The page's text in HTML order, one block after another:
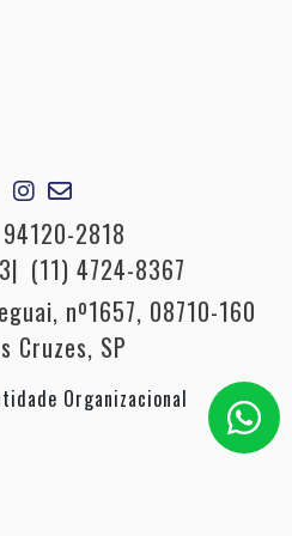
2818
(11) 4724-8367
nº1657, 08710-160
Cruzes, SP
Organizacional